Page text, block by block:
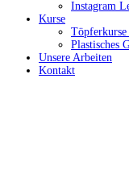
Instagram
Kurse
Töpferkurse
Plastisches
Unsere Arbeiten
Kontakt